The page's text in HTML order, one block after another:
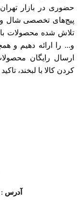
حضوری در بازار
پیج‌های تخصصی شال و
تلاش شده محصولات
و... را ارائه دهیم و
ارسال رایگان
کردن کالا با لبخند،
آدرس